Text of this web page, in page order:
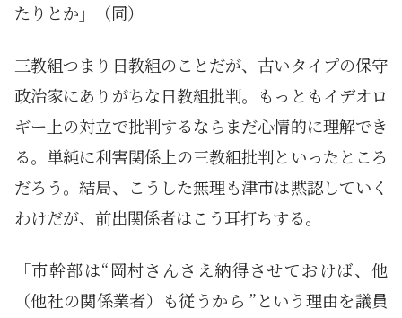
たりとか」（同）
三教組つまり日教組のことだが、古いタイプの保守
政治家にありがちな日教組批判。もっともイデオロ
ギー上の対立で批判するならまだ心情的に理解でき
る。単純に利害関係上の三教組批判といったところ
だろう。結局、こうした無理も津市は黙認していく
わけだが、前出関係者はこう耳打ちする。
「市幹部は“岡村さんさえ納得させておけば、他
（他社の関係業者）も従うから ”という理由を議員